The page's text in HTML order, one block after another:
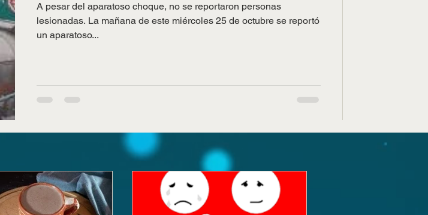
A pesar del aparatoso choque, no se reportaron personas
lesionadas. La mañana de este miércoles 25 de octubre se reportó
un aparatoso...